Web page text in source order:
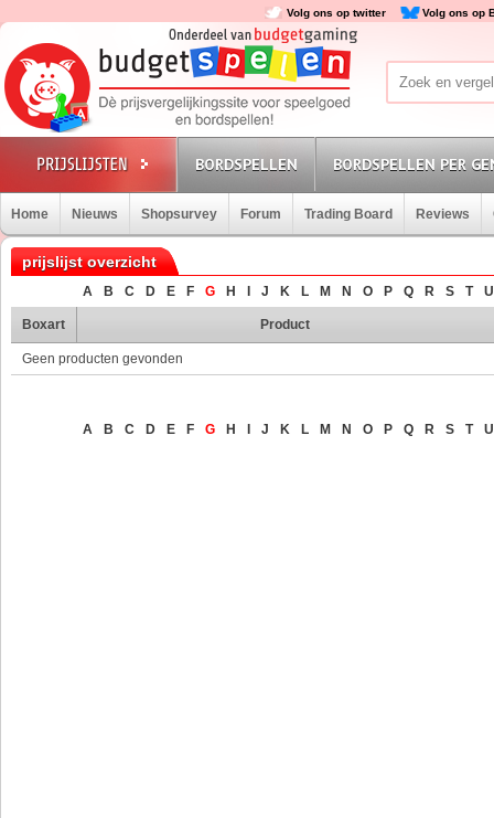
Volg ons op twitter Volg ons op
BORDSPELLEN BORDSPELLEN PER
Home Nieuws Shopsurvey Forum Trading Board Reviews
prijslijst overzicht
A B C D E F G H J K L M N O P Q R S T U
Boxart Product
Geen producten gevonden
A B C D E F G H J K L M N O P Q R S T U